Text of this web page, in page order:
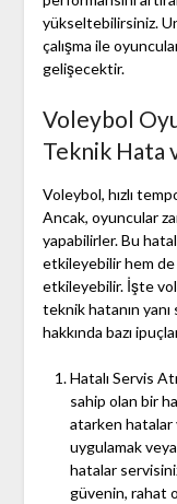
yükseltebilirsiniz.
çalışma ile
gelişecektir.
Voleybol
Teknik Hata
Voleybol, hızlı
Ancak, oyuncular
yapabilirler. Bu
etkileyebilir hem de
etkileyebilir. İşte
teknik hatanın yanı
hakkında bazı
Hatalı Servis
sahip olan bir
atarken hatalar
uygulamak
hatalar
güvenin, rahat